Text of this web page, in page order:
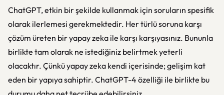
ChatGPT, etkin bir şekilde kullanmak için soruların spesifik
olarak ilerlemesi gerekmektedir. Her türlü soruna karşı
çözüm üreten bir yapay zeka ile karşı karşıyasınız. Bununla
birlikte tam olarak ne istediğiniz belirtmek yeterli
olacaktır. Çünkü yapay zeka kendi içerisinde; gelişim kat
eden bir yapıya sahiptir. ChatGPT-4 özelliği ile birlikte bu